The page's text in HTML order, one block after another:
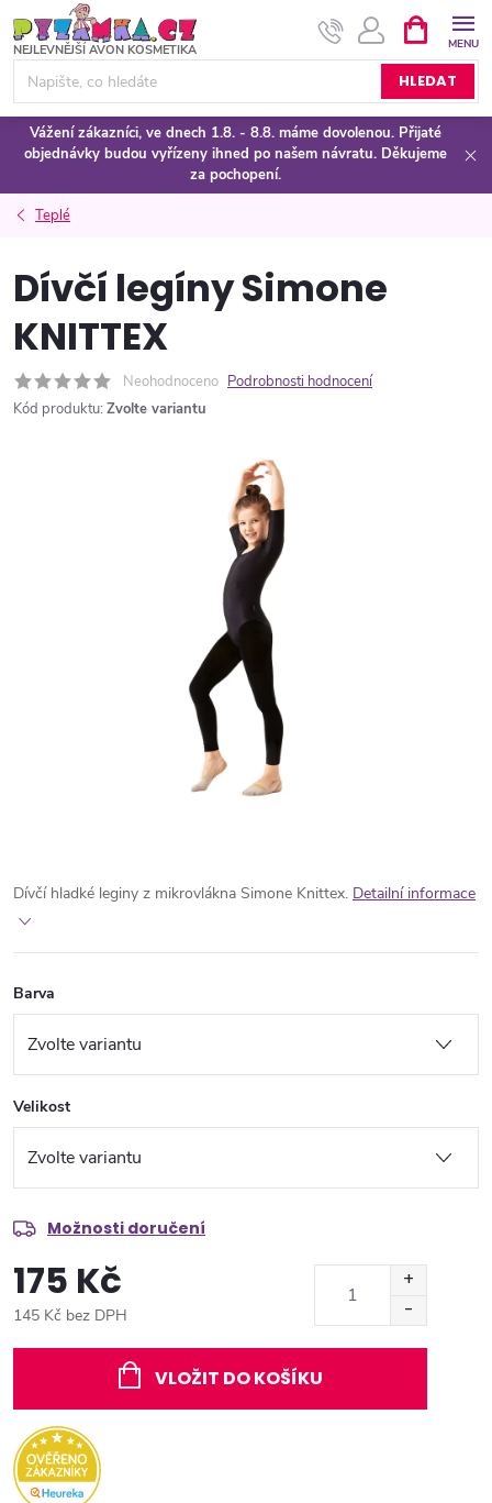
na
obsah
HLEDAT
NÁKUPNÍ
KOŠÍK
Vážení zákazníci, ve dnech 1.8. - 8.8. máme dovolenou. Přijaté
objednávky budou vyřízeny ihned po našem návratu. Děkujeme
za pochopení.
Teplé
Dívčí legíny Simone
KNITTEX
Neohodnoceno Podrobnosti hodnocení
Kód produktu: Zvolte variantu
Dívčí hladké leginy z mikrovlákna Simone Knittex. Detailní informace
Barva
Velikost
Možnosti doručení
175 Kč
145 Kč bez DPH
VLOŽIT DO KOŠÍKU